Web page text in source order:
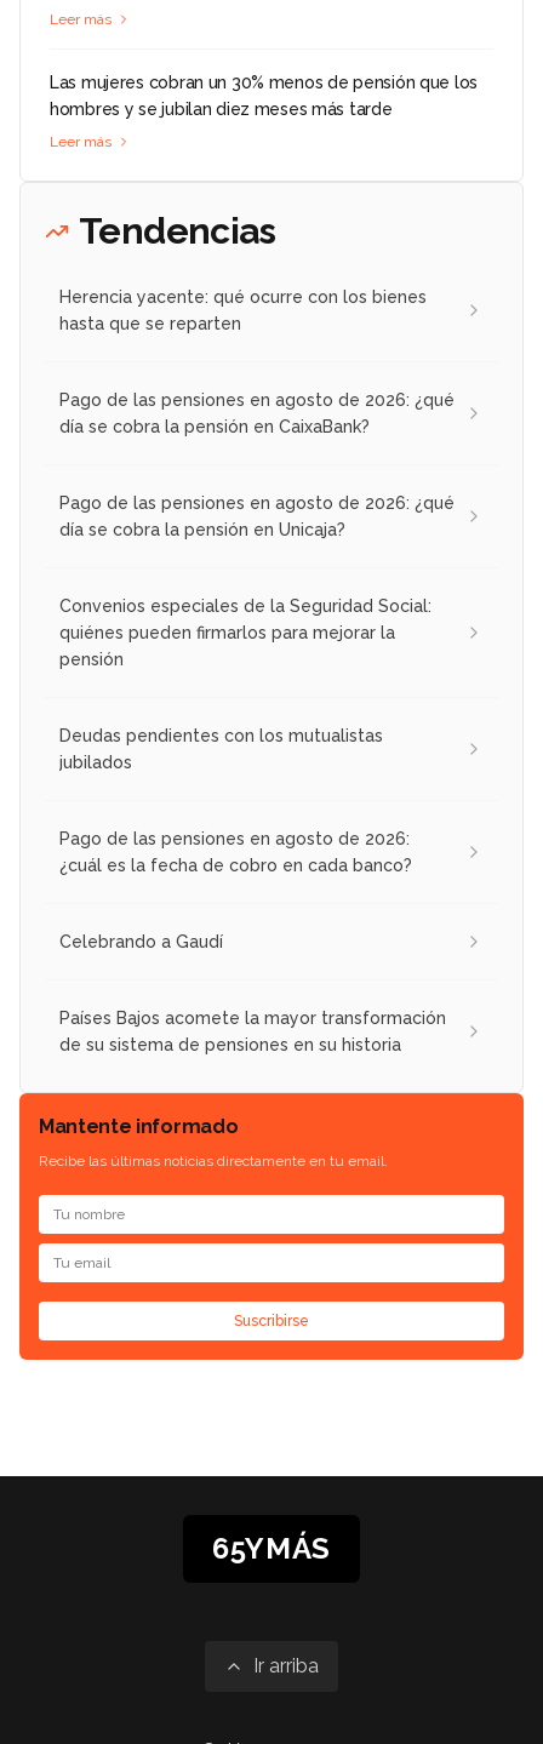
Leer más
Las mujeres cobran un 30% menos de pensión que los
hombres y se jubilan diez meses más tarde
Leer más
Tendencias
Herencia yacente: qué ocurre con los bienes
hasta que se reparten
Pago de las pensiones en agosto de 2026: ¿qué
día se cobra la pensión en CaixaBank?
Pago de las pensiones en agosto de 2026: ¿qué
día se cobra la pensión en Unicaja?
Convenios especiales de la Seguridad Social:
quiénes pueden firmarlos para mejorar la
pensión
Deudas pendientes con los mutualistas
jubilados
Pago de las pensiones en agosto de 2026:
¿cuál es la fecha de cobro en cada banco?
Celebrando a Gaudí
Países Bajos acomete la mayor transformación
de su sistema de pensiones en su historia
Mantente informado
Recibe las últimas noticias directamente en tu email.
Suscribirse
65YMÁS
Ir arriba